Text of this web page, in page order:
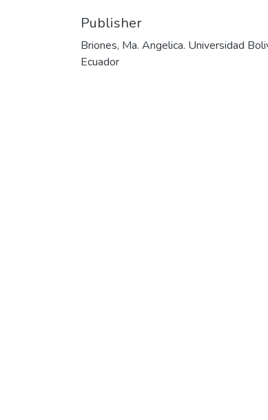
Publisher
Briones, Ma. Angelica. Universidad
Ecuador